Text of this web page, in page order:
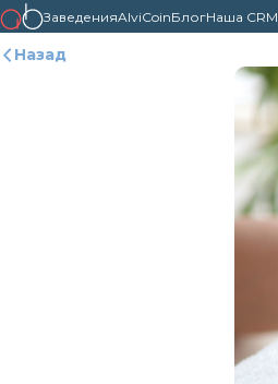
ЗаведенияAlviCoinБлогНаша CRM
Назад